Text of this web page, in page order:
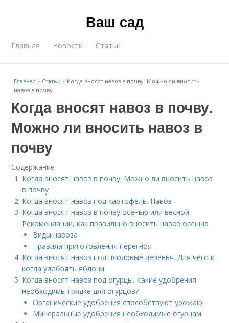
Ваш сад
Главная Новости Статьи
Главная » Статьи » Когда вносят навоз в почву. Можно ли вносить
навоз в почву
Когда вносят навоз в почву.
Можно ли вносить навоз в
почву
Содержание
Когда вносят навоз в почву. Можно ли вносить навоз
в почву
Когда вносят навоз под картофель. Навоз
Когда вносят навоз в почву осенью или весной.
Рекомендации, как правильно вносить навоз осенью
Виды навоза
Правила приготовления перегноя
Когда вносят навоз под плодовые деревья. Для чего и
когда удобрять яблони
Когда вносят навоз под огурцы. Какие удобрения
необходимы грядке для огурцов?
Органические удобрения способствуют урожаю
Минеральные удобрения необходимые огурцам